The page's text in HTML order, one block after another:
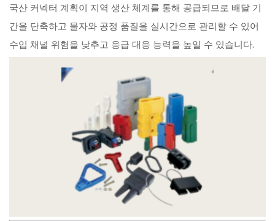
국산 커넥터 계획이 지역 생산 체계를 통해 공급되므로 배달 기
간을 단축하고 물자와 공정 품질을 실시간으로 관리할 수 있어
수입 채널 위험을 낮추고 응급 대응 능력을 높일 수 있습니다.